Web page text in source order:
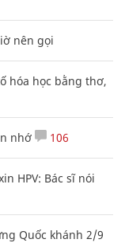
nên gọi
hóa học bằng thơ,
nhớ 106
HPV: Bác sĩ nói
Quốc khánh 2/9